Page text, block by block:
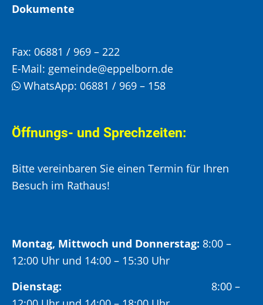
Dokumente
Fax: 06881 / 969 – 222
E-Mail: gemeinde@eppelborn.de
WhatsApp: 06881 / 969 – 158
Öffnungs- und Sprechzeiten:
Bitte vereinbaren Sie einen Termin für Ihren
Besuch im Rathaus!
Montag, Mittwoch und Donnerstag: 8:00 –
12:00 Uhr und 14:00 – 15:30 Uhr
Dienstag: 8:00 –